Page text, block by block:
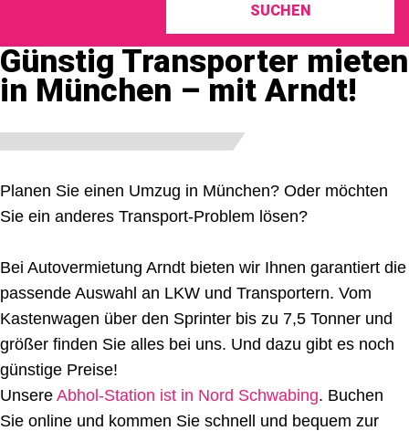
SUCHEN
Günstig Transporter mieten
in München – mit Arndt!
Planen Sie einen Umzug in München? Oder möchten
Sie ein anderes Transport-Problem lösen?
Bei Autovermietung Arndt bieten wir Ihnen garantiert die
passende Auswahl an LKW und Transportern. Vom
Kastenwagen über den Sprinter bis zu 7,5 Tonner und
größer finden Sie alles bei uns. Und dazu gibt es noch
günstige Preise!
Unsere Abhol-Station ist in Nord Schwabing. Buchen
Sie online und kommen Sie schnell und bequem zur